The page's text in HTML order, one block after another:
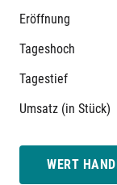
Eröffnung
Tageshoch
Tagestief
Umsatz (in Stück)
WERT